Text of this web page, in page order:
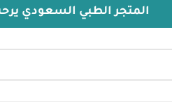
المتجر الطبي السعودي يرحب